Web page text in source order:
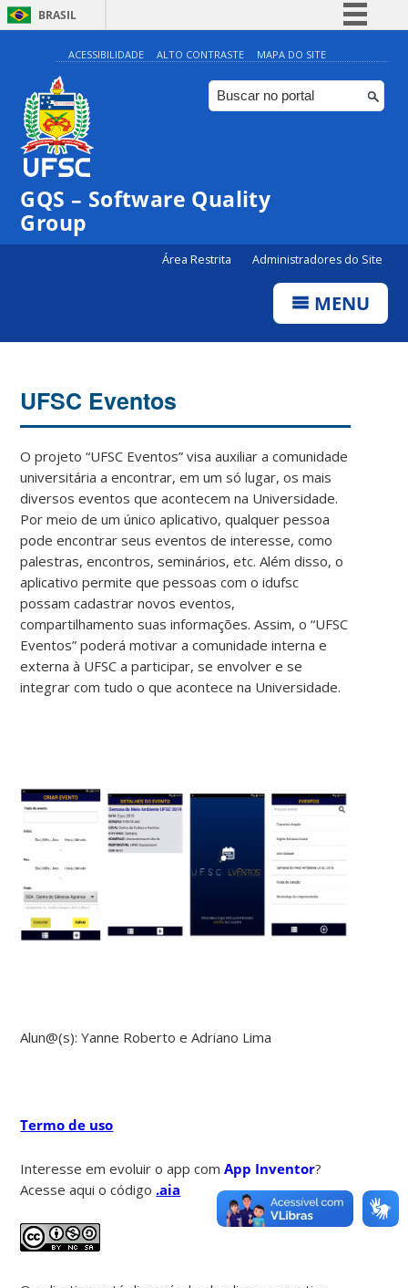
BRASIL
Simplifique!
Comunica BR
Participe
Canais
ACESSIBILIDADE ALTO CONTRASTE MAPA DO SITE
GQS – Software Quality
Group
Área Restrita Administradores do Site
MENU
UFSC Eventos
O projeto “UFSC Eventos” visa auxiliar a comunidade
universitária a encontrar, em um só lugar, os mais
diversos eventos que acontecem na Universidade.
Por meio de um único aplicativo, qualquer pessoa
pode encontrar seus eventos de interesse, como
palestras, encontros, seminários, etc. Além disso, o
aplicativo permite que pessoas com o idufsc
possam cadastrar novos eventos,
compartilhamento suas informações. Assim, o “UFSC
Eventos” poderá motivar a comunidade interna e
externa à UFSC a participar, se envolver e se
integrar com tudo o que acontece na Universidade.
Alun@(s): Yanne Roberto e Adriano Lima
Termo de uso
Interesse em evoluir o app comApp Inventor?
Acesse aqui o código .aia